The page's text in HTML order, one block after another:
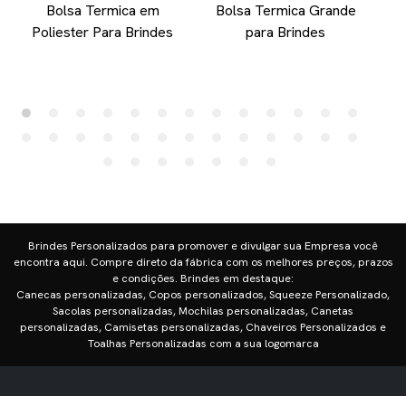
Bolsa Termica em
Poliester Para Brindes
Bolsa Termica Grande
para Brindes
Brindes Personalizados para promover e divulgar sua Empresa você
encontra aqui. Compre direto da fábrica com os melhores preços, prazos
e condições. Brindes em destaque:
Canecas personalizadas, Copos personalizados, Squeeze Personalizado,
Sacolas personalizadas, Mochilas personalizadas, Canetas
personalizadas, Camisetas personalizadas, Chaveiros Personalizados e
Toalhas Personalizadas com a sua logomarca